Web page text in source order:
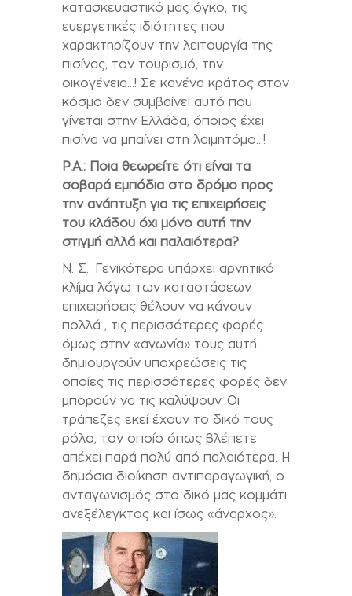
κατασκευαστικό μας όγκο, τις
ευεργετικές ιδιότητες που
χαρακτηρίζουν την λειτουργία της
πισίνας, τον τουρισμό, την
οικογένεια…! Σε κανένα κράτος στον
κόσμο δεν συμβαίνει αυτό που
γίνεται στην Ελλάδα, όποιος έχει
πισίνα να μπαίνει στη λαιμητόμο…!
P.A.: Ποια θεωρείτε ότι είναι τα
σοβαρά εμπόδια στο δρόμο προς
την ανάπτυξη για τις επιχειρήσεις
του κλάδου όχι μόνο αυτή την
στιγμή αλλά και παλαιότερα?
Ν. Σ.: Γενικότερα υπάρχει αρνητικό
κλίμα λόγω των καταστάσεων
επιχειρήσεις θέλουν να κάνουν
πολλά , τις περισσότερες φορές
όμως στην «αγωνία» τους αυτή
δημιουργούν υποχρεώσεις τις
οποίες τις περισσότερες φορές δεν
μπορούν να τις καλύψουν. Οι
τράπεζες εκεί έχουν το δικό τους
ρόλο, τον οποίο όπως βλέπετε
απέχει παρά πολύ από παλαιότερα. Η
δημόσια διοίκηση αντιπαραγωγική, ο
ανταγωνισμός στο δικό μας κομμάτι
ανεξέλεγκτος και ίσως «άναρχος».